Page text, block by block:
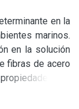
en la
marinos.
en la solución
fibras de acero
de
trabajo se